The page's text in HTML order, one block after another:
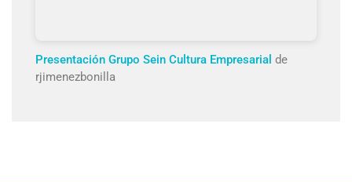
Presentación Grupo Sein Cultura Empresarial de
rjimenezbonilla